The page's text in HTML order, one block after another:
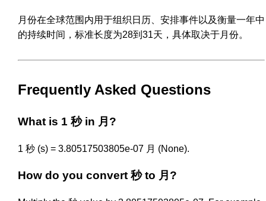
月份在全球范围内用于组织日历、安排事件以及衡量一年中
的持续时间，标准长度为28到31天，具体取决于月份。
Frequently Asked Questions
What is 1 秒 in 月?
1 秒 (s) = 3.80517503805e-07 月 (None).
How do you convert 秒 to 月?